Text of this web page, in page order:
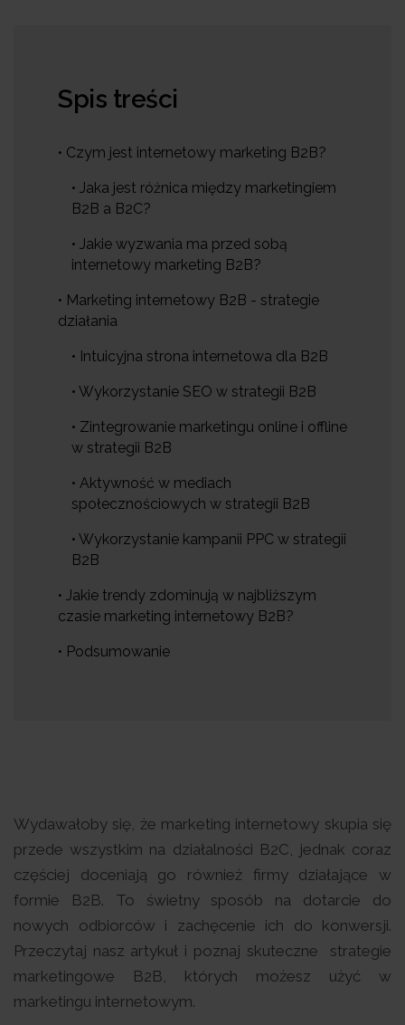
Spis treści
• Czym jest internetowy marketing B2B?
• Jaka jest różnica między marketingiem
B2B a B2C?
• Jakie wyzwania ma przed sobą
internetowy marketing B2B?
• Marketing internetowy B2B - strategie
działania
• Intuicyjna strona internetowa dla B2B
• Wykorzystanie SEO w strategii B2B
• Zintegrowanie marketingu online i offline
w strategii B2B
• Aktywność w mediach
społecznościowych w strategii B2B
• Wykorzystanie kampanii PPC w strategii
B2B
• Jakie trendy zdominują w najbliższym
czasie marketing internetowy B2B?
• Podsumowanie
Wydawałoby się, że marketing internetowy skupia się
przede wszystkim na działalności B2C, jednak coraz
częściej doceniają go również firmy działające w
formie B2B. To świetny sposób na dotarcie do
nowych odbiorców i zachęcenie ich do konwersji.
Przeczytaj nasz artykuł i poznaj skuteczne strategie
marketingowe B2B, których możesz użyć w
marketingu internetowym.